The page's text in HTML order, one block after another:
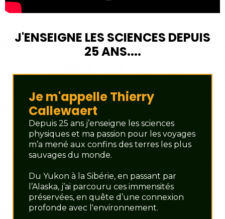
J'ENSEIGNE LES SCIENCES DEPUIS
25 ANS....
Je m'appelle Thierry
Callewaert
Depuis 25 ans j’enseigne les sciences
physiques et ma passion pour les voyages
m’a mené aux confins des terres les plus
sauvages du monde.
Du Yukon à la Sibérie, en passant par
l’Alaska, j’ai parcouru ces immensités
préservées, en quête d’une connexion
profonde avec l'environnement.